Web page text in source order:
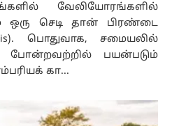
வேலியோரங்களில்
ஒரு செடி தான் பிரண்டை
பொதுவாக, சமையலில்
போன்றவற்றில் பயன்படும்
கா...